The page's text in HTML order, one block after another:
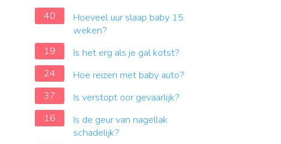
40
Hoeveel uur slaap baby 15
weken?
19
Is het erg als je gal kotst?
24
Hoe reizen met baby auto?
37
Is verstopt oor gevaarlijk?
16
Is de geur van nagellak
schadelijk?